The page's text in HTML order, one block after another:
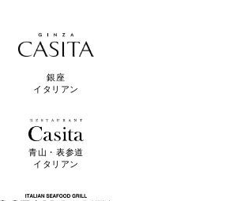
銀座
イタリアン
青山・表参道
イタリアン